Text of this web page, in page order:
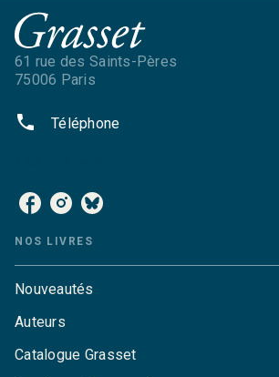
61 rue des Saints-Pères
75006 Paris
phone Téléphone
NOS LIVRES
Nouveautés
Auteurs
Catalogue Grasset